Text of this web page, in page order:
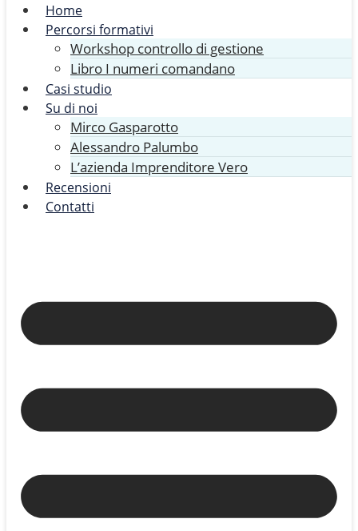
Home
Percorsi formativi
Workshop controllo di gestione
Libro I numeri comandano
Casi studio
Su di noi
Mirco Gasparotto
Alessandro Palumbo
L’azienda Imprenditore Vero
Recensioni
Contatti